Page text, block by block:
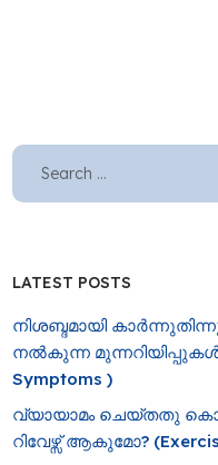
LATEST POSTS
നിശബ്ദമായി
നൽകുന്ന മുന്നറിയിപ്പുകൾ
Symptoms )
വ്യായാമം ചെയ്തതു
റിവേഴ്സ് ആകുമോ?